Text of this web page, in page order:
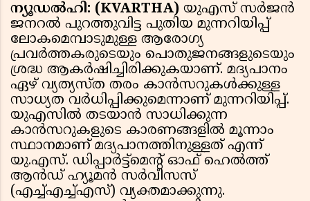
ന്യൂഡല്‍ഹി: (KVARTHA) യുഎസ് സര്‍ജന്‍
ജനറല്‍ പുറത്തുവിട്ട പുതിയ മുന്നറിയിപ്പ്
ലോകമെമ്പാടുമുള്ള ആരോഗ്യ
പ്രവര്‍ത്തകരുടെയും പൊതുജനങ്ങളുടെയും
ശ്രദ്ധ ആകര്‍ഷിച്ചിരിക്കുകയാണ്. മദ്യപാനം
ഏഴ് വ്യത്യസ്ത തരം കാന്‍സറുകള്‍ക്കുള്ള
സാധ്യത വര്‍ധിപ്പിക്കുമെന്നാണ് മുന്നറിയിപ്പ്.
യുഎസില്‍ തടയാന്‍ സാധിക്കുന്ന
കാന്‍സറുകളുടെ കാരണങ്ങളില്‍ മൂന്നാം
സ്ഥാനമാണ് മദ്യപാനത്തിനുള്ളത് എന്ന്
യു.എസ്. ഡിപ്പാര്‍ട്ട്‌മെന്റ് ഓഫ് ഹെല്‍ത്ത്
ആന്‍ഡ് ഹ്യൂമന്‍ സര്‍വീസസ്
(എച്ച്എച്ച്എസ്) വ്യക്തമാക്കുന്നു.